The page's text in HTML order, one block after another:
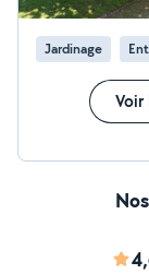
Jardinage